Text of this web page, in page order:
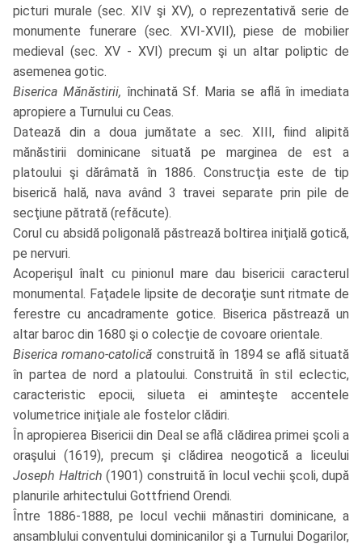
picturi murale (sec. XIV şi XV), o reprezentativă serie de
monumente funerare (sec. XVI-XVII), piese de mobilier
medieval (sec. XV - XVI) precum şi un altar poliptic de
asemenea gotic.
Biserica Mănăstirii, închinată Sf. Maria se află în imediata
apropiere a Turnului cu Ceas.
Datează din a doua jumătate a sec. XIII, fiind alipită
mănăstirii dominicane situată pe marginea de est a
platoului şi dărâmată în 1886. Construcţia este de tip
biserică hală, nava având 3 travei separate prin pile de
secţiune pătrată (refăcute).
Corul cu absidă poligonală păstrează boltirea iniţială gotică,
pe nervuri.
Acoperişul înalt cu pinionul mare dau bisericii caracterul
monumental. Faţadele lipsite de decoraţie sunt ritmate de
ferestre cu ancadramente gotice. Biserica păstrează un
altar baroc din 1680 şi o colecţie de covoare orientale.
Biserica romano-catolică construită în 1894 se află situată
în partea de nord a platoului. Construită în stil eclectic,
caracteristic epocii, silueta ei aminteşte accentele
volumetrice iniţiale ale fostelor clădiri.
În apropierea Bisericii din Deal se află clădirea primei şcoli a
oraşului (1619), precum şi clădirea neogotică a liceului
Joseph Haltrich (1901) construită în locul vechii şcoli, după
planurile arhitectului Gottfriend Orendi.
Între 1886-1888, pe locul vechii mănastiri dominicane, a
ansamblului conventului dominicanilor şi a Turnului Dogarilor,